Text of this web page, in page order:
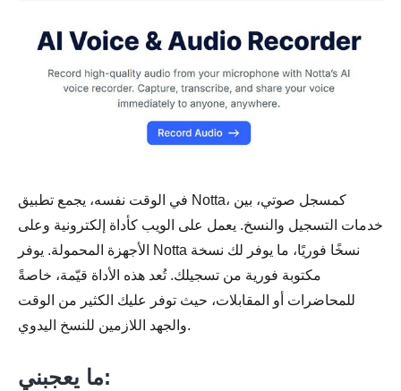
في الوقت نفسه، يجمع تطبيق Notta، كمسجل صوتي، بين
خدمات التسجيل والنسخ. يعمل على الويب كأداة إلكترونية وعلى
الأجهزة المحمولة. يوفر Notta نسخًا فوريًا، ما يوفر لك نسخة
مكتوبة فورية من تسجيلك. تُعد هذه الأداة قيّمة، خاصةً
للمحاضرات أو المقابلات، حيث توفر عليك الكثير من الوقت
والجهد اللازمين للنسخ اليدوي.
ما يعجبني: